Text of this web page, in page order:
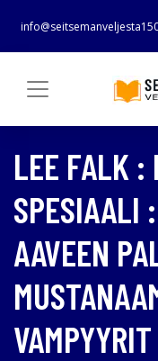
LEE FALK :
SPESIAALI
AAVEEN
VAMPYYRIT